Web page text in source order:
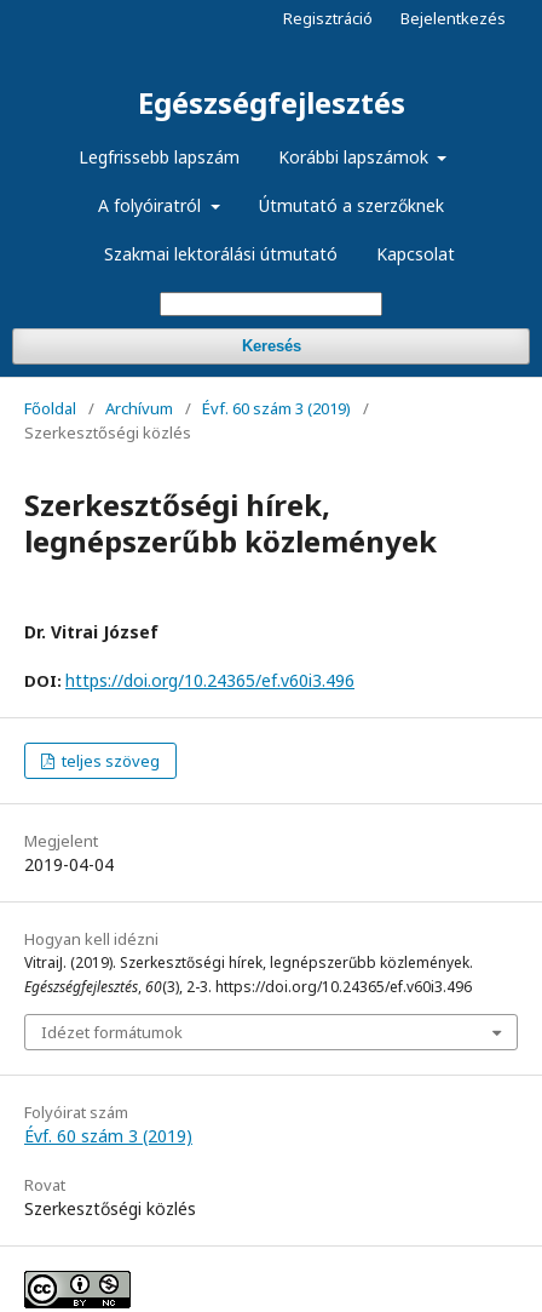
Egészségfejlesztés
Legfrissebb lapszám Korábbi lapszámok
A folyóiratról Útmutató a szerzőknek
Szakmai lektorálási útmutató Kapcsolat
Keresés
Regisztráció Bejelentkezés
Főoldal / Archívum / Évf. 60 szám 3 (2019)
/
Szerkesztőségi közlés
Szerkesztőségi hírek,
legnépszerűbb közlemények
Dr. Vitrai József
DOI: https://doi.org/10.24365/ef.v60i3.496
teljes szöveg
Megjelent
2019-04-04
Hogyan kell idézni
VitraiJ. (2019). Szerkesztőségi hírek, legnépszerűbb közlemények.
Egészségfejlesztés,60(3), 2-3. https://doi.org/10.24365/ef.v60i3.496
Idézet formátumok
Folyóirat szám
Évf. 60 szám 3 (2019)
Rovat
Szerkesztőségi közlés